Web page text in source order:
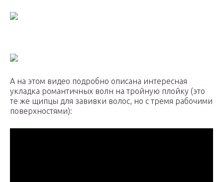
А на этом видео подробно описана интересная
укладка романтичных волн на тройную плойку (это
те же щипцы для завивки волос, но с тремя рабочими
поверхностями):